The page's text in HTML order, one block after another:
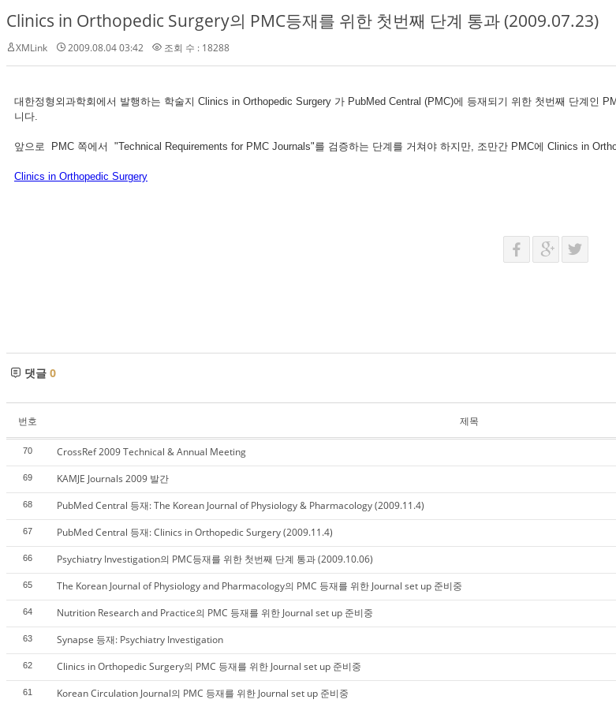
Clinics in Orthopedic Surgery의 PMC등재를 위한 첫번째 단계 통과 (2009.07.23)
XMLink 2009.08.04 03:42 조회 수 : 18288
대한정형외과학회에서 발행하는 학술지 Clinics in Orthopedic Surgery 가 PubMed Central (PMC)에 등재되기 위한 첫번째 단계인
니다.
앞으로 PMC 쪽에서 "Technical Requirements for PMC Journals"를 검증하는 단계를 거쳐야 하지만, 조만간 PMC에 Clinics in
Clinics in Orthopedic Surgery
댓글 0
번호 제목
70 CrossRef 2009 Technical & Annual Meeting
69 KAMJE Journals 2009 발간
68 PubMed Central 등재: The Korean Journal of Physiology & Pharmacology (2009.11.4)
67 PubMed Central 등재: Clinics in Orthopedic Surgery (2009.11.4)
66 Psychiatry Investigation의 PMC등재를 위한 첫번째 단계 통과 (2009.10.06)
65 The Korean Journal of Physiology and Pharmacology의 PMC 등재를 위한 Journal set up 준비중
64 Nutrition Research and Practice의 PMC 등재를 위한 Journal set up 준비중
63 Synapse 등재: Psychiatry Investigation
62 Clinics in Orthopedic Surgery의 PMC 등재를 위한 Journal set up 준비중
61 Korean Circulation Journal의 PMC 등재를 위한 Journal set up 준비중